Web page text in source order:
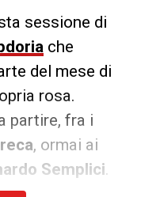
sessione di
che
del mese di
rosa.
partire, fra i
, ormai ai
Semplici.